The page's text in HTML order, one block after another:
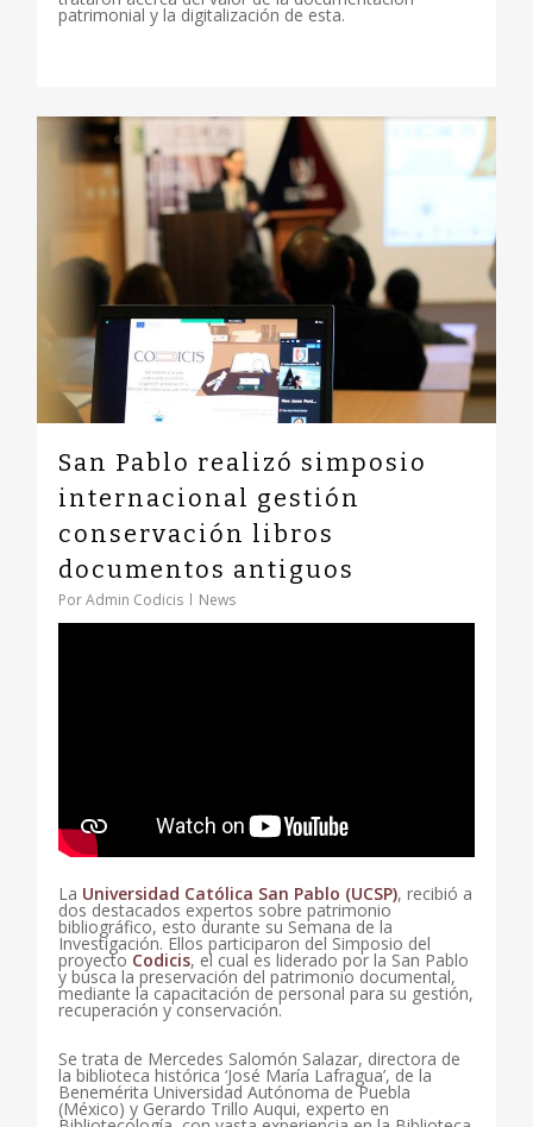
patrimonial y la digitalización de esta.
San Pablo realizó simposio
internacional gestión
conservación libros
documentos antiguos
PorAdmin Codicis News
La Universidad Católica San Pablo (UCSP), recibió a
dos destacados expertos sobre patrimonio
bibliográfico, esto durante su Semana de la
Investigación. Ellos participaron del Simposio del
proyecto Codicis, el cual es liderado por la San Pablo
y busca la preservación del patrimonio documental,
mediante la capacitación de personal para su gestión,
recuperación y conservación.
Se trata de Mercedes Salomón Salazar, directora de
la biblioteca histórica ‘José María Lafragua’, de la
Benemérita Universidad Autónoma de Puebla
(México) y Gerardo Trillo Auqui, experto en
0